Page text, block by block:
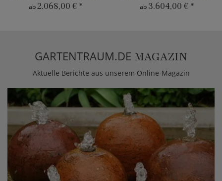
ab2.068,00 € * ab 3.604,00 € *
GARTENTRAUM.DE MAGAZIN
Aktuelle Berichte aus unserem Online-Magazin